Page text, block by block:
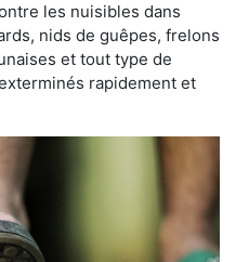
les nuisibles dans
nids de guêpes, frelons
et tout type de
rapidement et